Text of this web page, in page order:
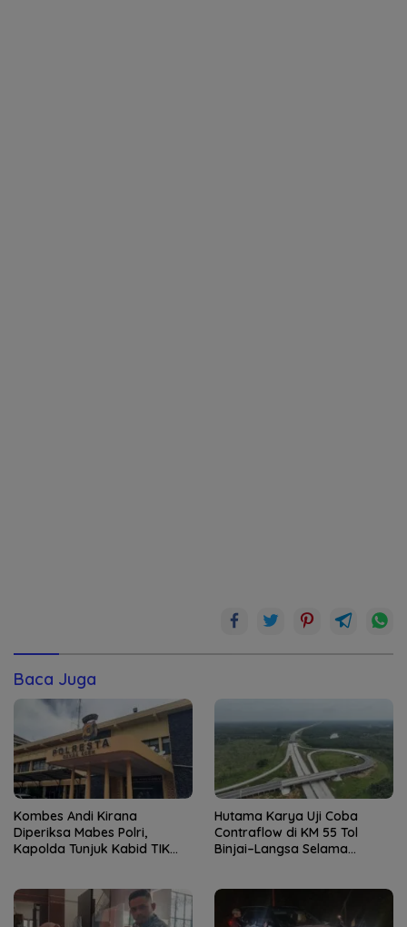
Baca Juga
Kombes Andi Kirana
Diperiksa Mabes Polri,
Kapolda Tunjuk Kabid TIK
Hutama Karya Uji Coba
Contraflow di KM 55 Tol
Binjai–Langsa Selama